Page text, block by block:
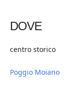
DOVE
centro storico
Poggio Moiano